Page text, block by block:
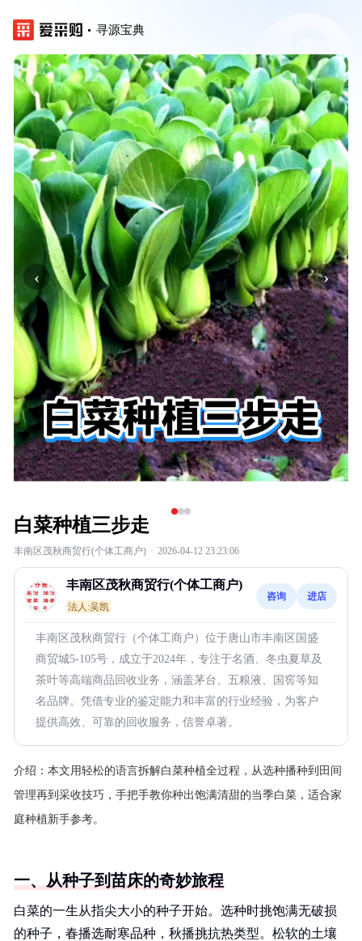
寻源宝典
‹ ›
白菜种植三步走
丰南区茂秋商贸行(个体工商户) · 2026-04-12 23:23:06
丰南区茂秋商贸行(个体工商户)
法人:吴凯
咨询 进店
丰南区茂秋商贸行（个体工商户）位于唐山市丰南区国盛
商贸城5-105号，成立于2024年，专注于名酒、冬虫夏草及
茶叶等高端商品回收业务，涵盖茅台、五粮液、国窖等知
名品牌。凭借专业的鉴定能力和丰富的行业经验，为客户
提供高效、可靠的回收服务，信誉卓著。
介绍： 本文用轻松的语言拆解白菜种植全过程，从选种播种到田间
管理再到采收技巧，手把手教你种出饱满清甜的当季白菜，适合家
庭种植新手参考。
一、从种子到苗床的奇妙旅程
白菜的一生从指尖大小的种子开始。选种时挑饱满无破损
的种子，春播选耐寒品种，秋播挑抗热类型。松软的土壤